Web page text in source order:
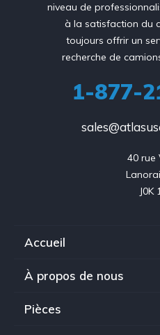
niveau de
à la satisfaction du
toujours offrir un
recherche de
1-877-
40 rue
J0K
Accueil
À propos de nous
Pièces